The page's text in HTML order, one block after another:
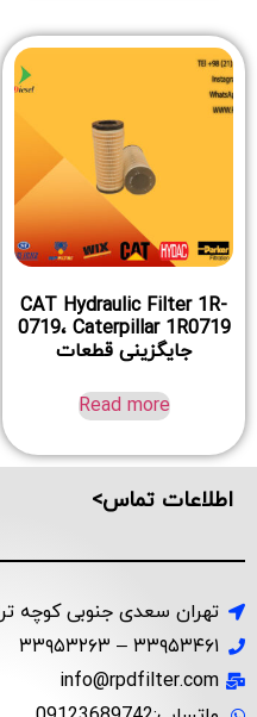
CAT Hydraulic Filter 1R-
0719، Caterpillar 1R0719
جایگزینی قطعات
Read more
اطلاعات تماس>
تهران سعدی جنوبی کوچه
۳۳۹۵۳۴۶۱ – ۳۳۹۵۳۲۶۳
info@rpdfilter.com